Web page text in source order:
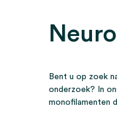
Bent u op zoek
onderzoek? In
monofilamenten